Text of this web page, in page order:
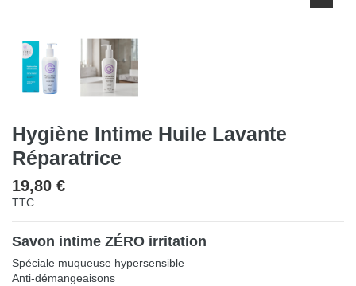
Hygiène Intime Huile Lavante
Réparatrice
19,80 €
TTC
Savon intime ZÉRO irritation
Spéciale muqueuse hypersensible
Anti-démangeaisons